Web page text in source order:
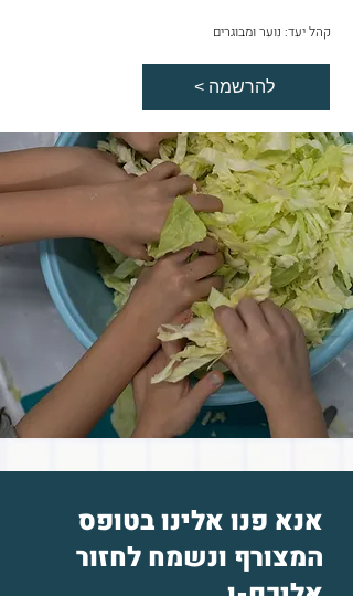
קהל יעד: נוער ומבוגרים
< להרשמה
אנא פנו אלינו בטופס
המצורף ונשמח לחזור